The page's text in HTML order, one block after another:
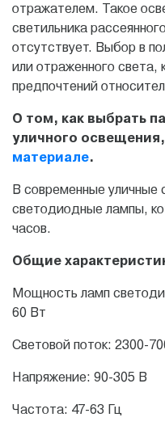
отражателем. Такое
светильника
отсутствует. Выбор в
или отраженного света,
предпочтений
О том, как выбрать
уличного
материале.
В современные уличные
светодиодные лампы,
часов.
Общие
Мощность ламп
60 Вт
Световой поток: 2300-
Напряжение: 90-305 В
Частота: 47-63 Гц